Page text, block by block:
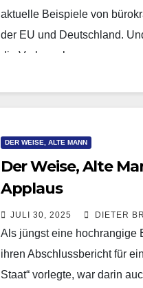
aktuelle Beispiele von
der EU und Deutschland.
die Verbraucher am…
DER WEISE, ALTE MANN
Der Weise, Alte
Applaus
JULI 30, 2025 DIETER
Als jüngst eine hochrangige
ihren Abschlussbericht für
Staat“ vorlegte, war darin